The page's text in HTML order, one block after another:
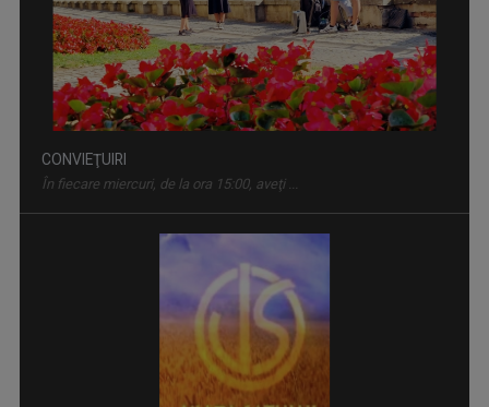
VIAŢA SATULUI
Lansată pe 10 martie 1957, „Viața satului” ...